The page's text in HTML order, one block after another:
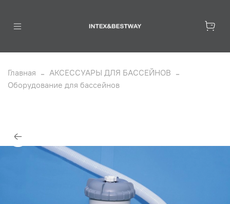
Главная
АКСЕССУАРЫ ДЛЯ БАССЕЙНОВ
Оборудование для бассейнов